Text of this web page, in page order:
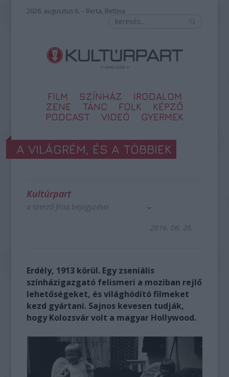
2026. augusztus 6. – Berta, Bettina
FILM SZÍNHÁZ
IRODALOM
ZENE
TÁNC FOLK
KÉPZŐ
PODCAST
VIDEÓ GYERMEK
A VILÁGRÉM, ÉS A TÖBBIEK
Kultúrpart
a szerző friss bejegyzései
2016. 06. 26.
Erdély, 1913 körül. Egy zseniális
színházigazgató felismeri a moziban rejlő
lehetőségeket, és világhódító filmeket
kezd gyártani. Sajnos kevesen tudják,
hogy Kolozsvár volt a magyar Hollywood.